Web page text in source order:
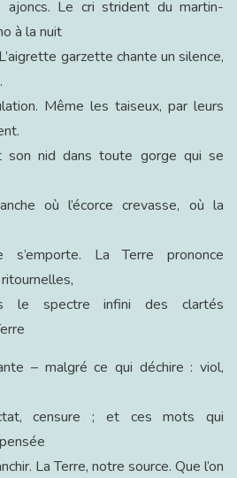
ajoncs. Le cri strident du martin-
à la nuit
garzette chante un silence,
Même les taiseux, par leurs
nid dans toute gorge qui se
où l’écorce crevasse, où la
La Terre prononce
le spectre infini des clartés
– malgré ce qui déchire : viol,
censure ; et ces mots qui
La Terre, notre source. Que l’on